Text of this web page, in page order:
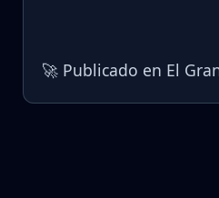
🚀 Publicado en El